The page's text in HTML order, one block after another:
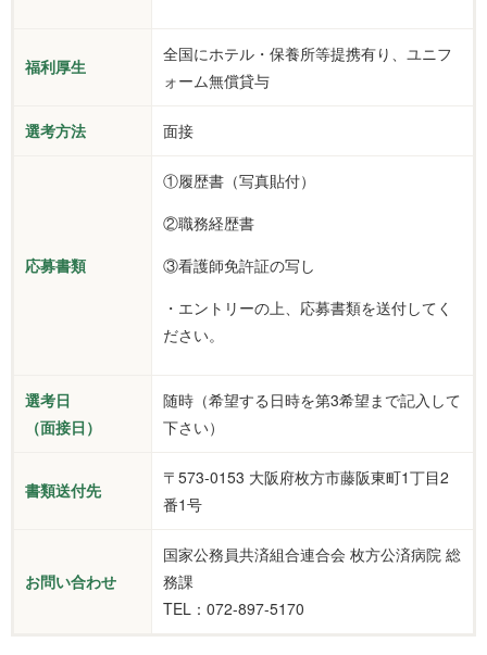
福利厚生
全国にホテル・保養所等提携有り、ユニフ
ォーム無償貸与
選考方法 面接
応募書類
①履歴書（写真貼付）
②職務経歴書
③看護師免許証の写し
・エントリーの上、応募書類を送付してく
ださい。
選考日
（面接日）
随時（希望する日時を第3希望まで記入して
下さい）
書類送付先
〒573-0153 大阪府枚方市藤阪東町1丁目2
番1号
お問い合わせ
国家公務員共済組合連合会 枚方公済病院 総
務課
TEL：072-897-5170